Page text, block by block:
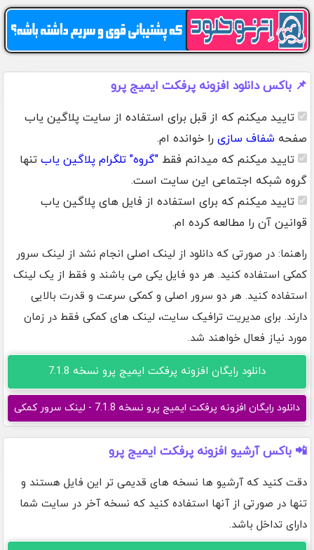
📌 باکس دانلود افزونه پرفکت ایمیج پرو
تایید میکنم که از قبل برای استفاده از سایت پلاگین یاب
صفحه شفاف سازی را خوانده ام.
تایید میکنم که میدانم فقط "گروه" تلگرام پلاگین یاب تنها
گروه شبکه اجتماعی این سایت است.
تایید میکنم که برای استفاده از فایل های پلاگین یاب
قوانین آن را مطالعه کرده ام.
راهنما: در صورتی که دانلود از لینک اصلی انجام نشد از لینک سرور
کمکی استفاده کنید. هر دو فایل یکی می باشند و فقط از یک لینک
استفاده کنید. هر دو سرور اصلی و کمکی سرعت و قدرت بالایی
دارند. برای مدیریت ترافیک سایت، لینک های کمکی فقط در زمان
مورد نیاز فعال خواهند شد.
دانلود رایگان افزونه پرفکت ایمیج پرو نسخه 7.1.8
دانلود رایگان افزونه پرفکت ایمیج پرو نسخه 7.1.8 - لینک سرور کمکی
📲 باکس آرشیو افزونه پرفکت ایمیج پرو
دقت کنید که آرشیو ها نسخه های قدیمی تر این فایل هستند و
تنها در صورتی از آنها استفاده کنید که نسخه آخر در سایت شما
دارای تداخل باشد.